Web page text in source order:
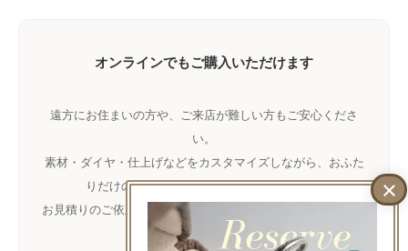
オンラインでもご購入いただけます
遠方にお住まいの方や、ご来店が難しい方もご安心くださ
い。
素材・ダイヤ・仕上げなどをカスタマイズしながら、おふた
りだけの理想の指輪をお作りいただけます。
お見積りのご依頼のみでもお気軽に